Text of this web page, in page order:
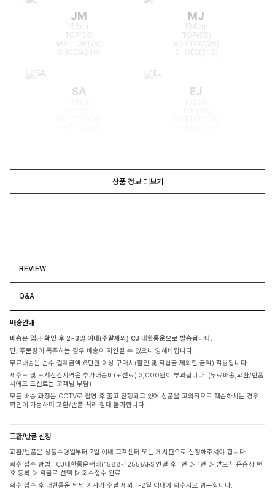
JM
166cm
TOP(55)
BOTTOM(25)
MJ
164cm
TOP(55)
BOTTOM(26)
SA EJ
상품 정보 더보기
REVIEW
Q&A
배송안내
배송은 입금 확인 후 2~3일 이내(주말제외) CJ 대한통운으로 발송됩니다.
단, 주문량이 폭주하는 경우 배송이 지연될 수 있으니 양해바랍니다.
무료배송은 순수 결제금액 6만원 이상 구매시(할인 및 적립금 제외한 금액) 적용됩니다.
제주도 및 도서산간지역은 추가배송비(도선료) 3,000원이 부과됩니다. (무료배송,교환/반품
시에도 도선료는 고객님 부담)
모든 배송 과정은 CCTV로 촬영 후 출고 진행되고 있어 상품을 고의적으로 훼손하시는 경우
확인이 가능하며 교환/반품 처리 절대 불가합니다.
교환/반품 신청
교환/반품은 상품수령일부터 7일 이내 고객센터 또는 게시판으로 신청해주셔야 합니다.
회수 접수 방법 : CJ대한통운택배(1588-1255)ARS 연결 후 1번 ▷ 1번 ▷ 받으신 운송장 번
호 등록 ▷ 착불로 선택 ▷ 회수접수 완료
회수 접수 후 대한통운 담당 기사가 주말 제외 1-2일 이내에 회수지로 방문합니다.